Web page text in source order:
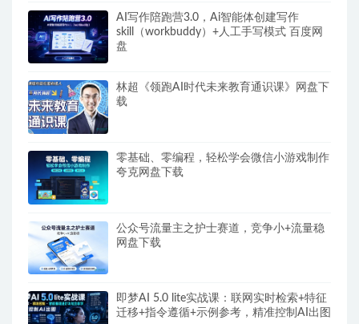
AI写作陪跑营3.0，Ai智能体创建写作
skill（workbuddy）+人工手写模式 百度网
盘
林超《领跑AI时代未来教育通识课》网盘下
载
零基础、零编程，轻松学会微信小游戏制作
夸克网盘下载
公众号流量主之护士赛道，竞争小+流量稳
网盘下载
即梦AI 5.0 lite实战课：联网实时检索+特征
迁移+指令遵循+示例参考，精准控制AI出图